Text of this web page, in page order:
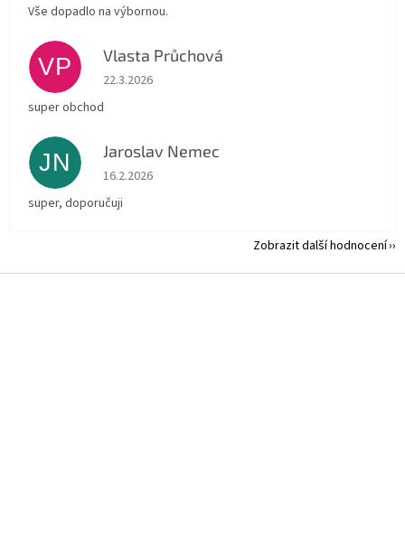
Vše dopadlo na výbornou.
VP Vlasta Průchová
Hodnocení obchodu je 5 z 5 hvězdiček.
22.3.2026
super obchod
JN Jaroslav Nemec
Hodnocení obchodu je 5 z 5 hvězdiček.
16.2.2026
super, doporučuji
Zobrazit další hodnocení